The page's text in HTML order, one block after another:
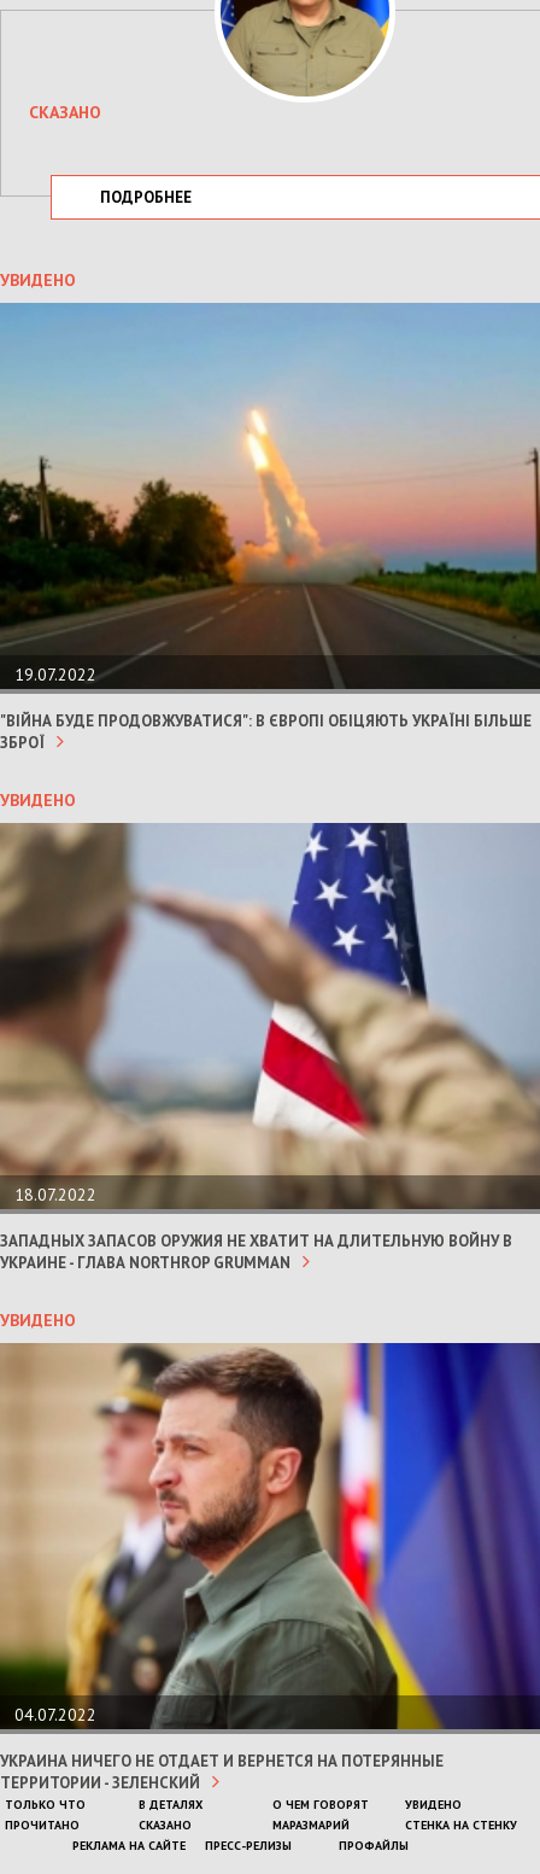
СКАЗАНО
ПОДРОБНЕЕ
УВИДЕНО
19.07.2022
"ВІЙНА БУДЕ ПРОДОВЖУВАТИСЯ": В ЄВРОПІ ОБІЦЯЮТЬ УКРАЇНІ БІЛЬШЕ
ЗБРОЇ
УВИДЕНО
18.07.2022
ЗАПАДНЫХ ЗАПАСОВ ОРУЖИЯ НЕ ХВАТИТ НА ДЛИТЕЛЬНУЮ ВОЙНУ В
УКРАИНЕ - ГЛАВА NORTHROP GRUMMAN
УВИДЕНО
04.07.2022
УКРАИНА НИЧЕГО НЕ ОТДАЕТ И ВЕРНЕТСЯ НА ПОТЕРЯННЫЕ
ТЕРРИТОРИИ - ЗЕЛЕНСКИЙ
ТОЛЬКО ЧТО В ДЕТАЛЯХ О ЧЕМ ГОВОРЯТ
УВИДЕНО
ПРОЧИТАНО
СКАЗАНО МАРАЗМАРИЙ
СТЕНКА НА СТЕНКУ
РЕКЛАМА НА САЙТЕ
ПРЕСС-РЕЛИЗЫ ПРОФАЙЛЫ